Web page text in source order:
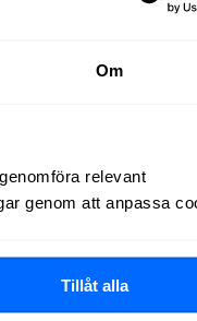
Om
relevant
genom att anpassa
Tillåt alla
ofta